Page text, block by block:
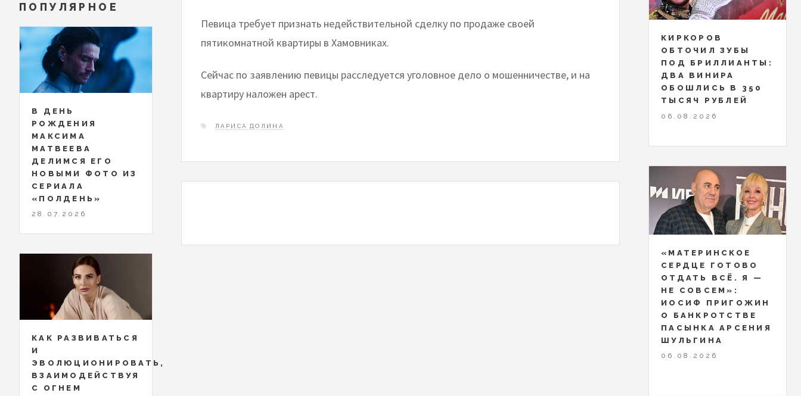
Певица требует признать недействительной сделку по продаже своей
пятикомнатной квартиры в Хамовниках.
Сейчас по заявлению певицы расследуется уголовное дело о мошенничестве, и на
квартиру наложен арест.
ЛАРИСА ДОЛИНА
ПОПУЛЯРНОЕ
В ДЕНЬ
РОЖДЕНИЯ
МАКСИМА
МАТВЕЕВА
ДЕЛИМСЯ ЕГО
НОВЫМИ ФОТО ИЗ
СЕРИАЛА
«ПОЛДЕНЬ»
28.07.2026
КАК РАЗВИВАТЬСЯ
И
ЭВОЛЮЦИОНИРОВАТЬ,
ВЗАИМОДЕЙСТВУЯ
С ОГНЕМ
КИРКОРОВ
ОБТОЧИЛ ЗУБЫ
ПОД БРИЛЛИАНТЫ:
ДВА ВИНИРА
ОБОШЛИСЬ В 350
ТЫСЯЧ РУБЛЕЙ
06.08.2026
«МАТЕРИНСКОЕ
СЕРДЦЕ ГОТОВО
ОТДАТЬ ВСЁ. Я —
НЕ СОВСЕМ»:
ИОСИФ ПРИГОЖИН
О БАНКРОТСТВЕ
ПАСЫНКА АРСЕНИЯ
ШУЛЬГИНА
06.08.2026